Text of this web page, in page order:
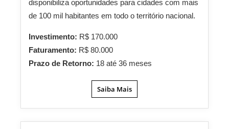
disponibiliza oportunidades para cidades com mais
de 100 mil habitantes em todo o território nacional.
Investimento: R$ 170.000
Faturamento: R$ 80.000
Prazo de Retorno: 18 até 36 meses
Saiba Mais